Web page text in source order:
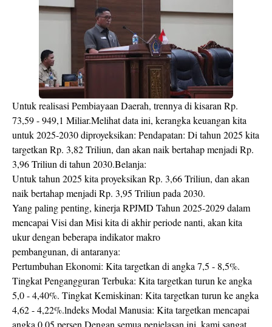
Untuk realisasi Pembiayaan Daerah, trennya di kisaran Rp.
73,59 - 949,1 Miliar.Melihat data ini, kerangka keuangan kita
untuk 2025-2030 diproyeksikan: Pendapatan: Di tahun 2025 kita
targetkan Rp. 3,82 Triliun, dan akan naik bertahap menjadi Rp.
3,96 Triliun di tahun 2030.Belanja:
Untuk tahun 2025 kita proyeksikan Rp. 3,66 Triliun, dan akan
naik bertahap menjadi Rp. 3,95 Triliun pada 2030.
Yang paling penting, kinerja RPJMD Tahun 2025-2029 dalam
mencapai Visi dan Misi kita di akhir periode nanti, akan kita
ukur dengan beberapa indikator makro
pembangunan, di antaranya:
Pertumbuhan Ekonomi: Kita targetkan di angka 7,5 - 8,5%.
Tingkat Pengangguran Terbuka: Kita targetkan turun ke angka
5,0 - 4,40%. Tingkat Kemiskinan: Kita targetkan turun ke angka
4,62 - 4,22%.lndeks Modal Manusia: Kita targetkan mencapai
angka 0.05 persen.Dengan semua penjelasan ini, kami sangat